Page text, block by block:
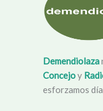
Demendiolaza
Concejoy
esforzamos